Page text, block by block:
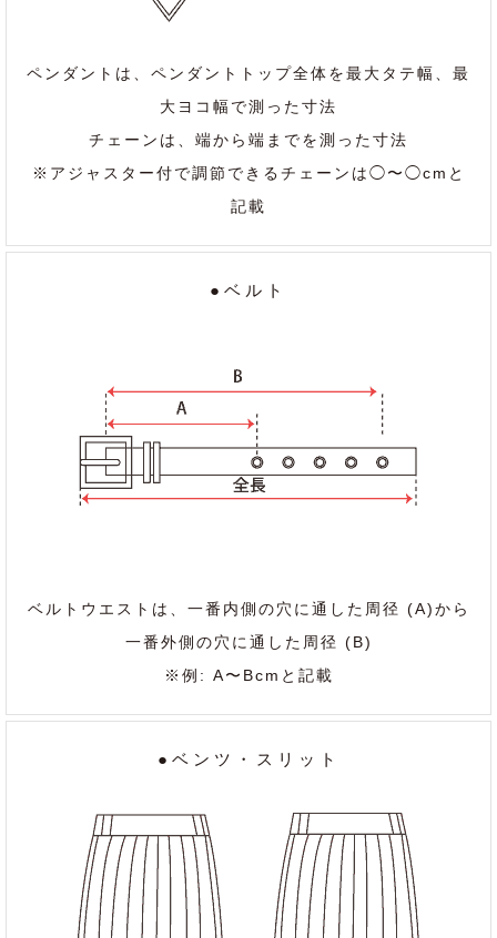
ペンダントは、ペンダントトップ全体を最大タテ幅、最
大ヨコ幅で測った寸法
チェーンは、端から端までを測った寸法
※アジャスター付で調節できるチェーンは◯〜◯cmと
記載
●ベルト
ベルトウエストは、一番内側の穴に通した周径 (A)から
一番外側の穴に通した周径 (B)
※例: A〜Bcmと記載
●ベンツ・スリット